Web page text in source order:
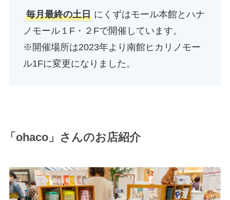
毎月最終の土日 にくずはモール本館とハナ
ノモール１F・２Fで開催しています。
※開催場所は2023年より南館ヒカリノモー
ル1Fに変更になりました。
「ohaco」さんのお店紹介